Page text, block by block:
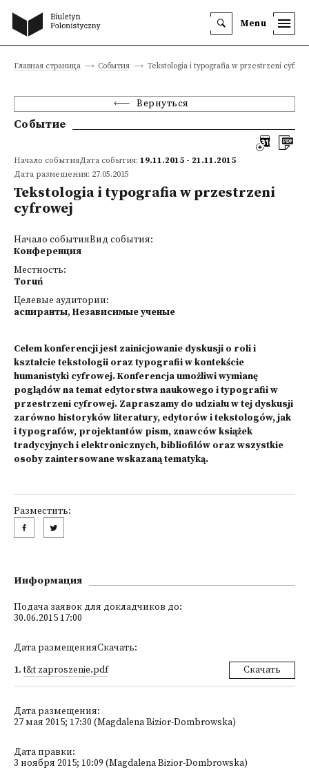
Menu
Главная страница События Tekstologia i typografia w przestrzeni
Вернуться
Событие
Начало событияДата события: 19.11.2015 - 21.11.2015
Дата размещения: 27.05.2015
Tekstologia i typografia w przestrzeni
cyfrowej
Начало событияВид события:
Конференция
Местность:
Toruń
Целевые аудитории:
аспиранты, Независимые ученые
Celem konferencji jest zainicjowanie dyskusji o roli i
kształcie tekstologii oraz typografii w kontekście
humanistyki cyfrowej. Konferencja umożliwi wymianę
poglądów na temat edytorstwa naukowego i typografii w
przestrzeni cyfrowej. Zapraszamy do udziału w tej dyskusji
zarówno historyków literatury, edytorów i tekstologów, jak
i typografów, projektantów pism, znawców książek
tradycyjnych i elektronicznych, bibliofilów oraz wszystkie
osoby zaintersowane wskazaną tematyką.
Разместить:
Информация
Подача заявок для докладчиков до:
30.06.2015 17:00
Дата размещенияСкачать:
1.t&t zaproszenie.pdf Скачать
Дата размещения:
27 мая 2015; 17:30 (Magdalena Bizior-Dombrowska)
Дата правки:
3 ноября 2015; 10:09 (Magdalena Bizior-Dombrowska)